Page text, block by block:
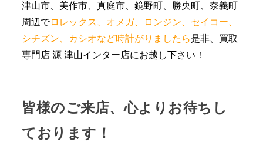
津山市、美作市、真庭市、鏡野町、勝央町、奈義町
周辺でロレックス、オメガ、ロンジン、セイコー、
シチズン、カシオなど時計がりましたら是非、買取
専門店 源 津山インター店にお越し下さい！
皆様のご来店、心よりお待ちし
ております！